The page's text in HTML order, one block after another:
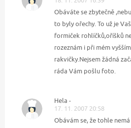
Obáváte se zbytečně
to byly ořechy. To už je
formiček rohlíčků,oříšků
rozeznám i při mém
rakvičky.Nejsem žádná
ráda Vám pošlu foto.
Hela -
17. 11. 2007 20:58
Obávám se, že tohle